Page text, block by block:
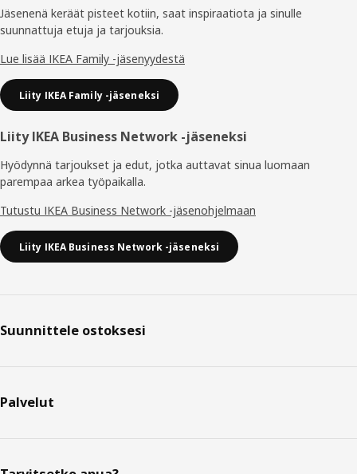
Jäsenenä keräät pisteet kotiin, saat inspiraatiota ja sinulle
suunnattuja etuja ja tarjouksia.​
Lue lisää IKEA Family -jäsenyydestä
Liity IKEA Family -jäseneksi
Liity IKEA Business Network -jäseneksi
Hyödynnä tarjoukset ja edut, jotka auttavat sinua luomaan
parempaa arkea työpaikalla.
Tutustu IKEA Business Network -jäsenohjelmaan
Liity IKEA Business Network -jäseneksi
Suunnittele ostoksesi
Palvelut